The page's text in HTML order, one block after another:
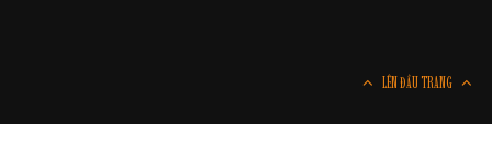
LÊN ĐẦU TRANG